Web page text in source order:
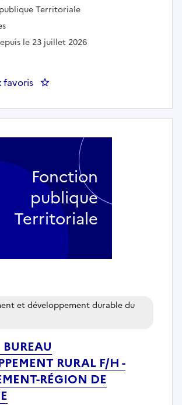
:Territoriale
:
le 23 juillet 2026
favoris : INSTRUCTEUR DU DROIT
RURAL F/H -
RÉGION DE
et développement durable du
Fonction
publique
Territoriale